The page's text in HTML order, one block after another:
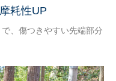
耗性UP
、傷つきやすい先端部分